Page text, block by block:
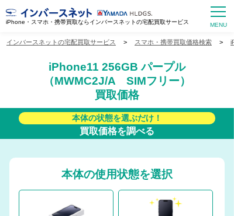
iPhone・スマホ・携帯買取ならインバースネットの宅配買取サービス
インバースネットの宅配買取サービス > スマホ・携帯買取価格検索 >
iPhone11 256GB パープル
（MWMC2J/A SIMフリー）
買取価格
本体の状態を選ぶだけ！
買取価格を調べる
本体の使用状態を選択